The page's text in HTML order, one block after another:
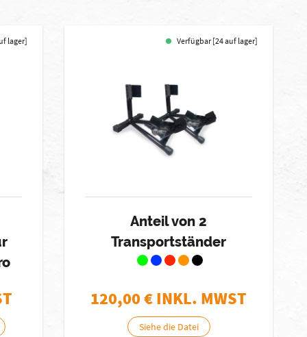
lager] Verfügbar [24 auf lager]
Anteil von 2
Transportständer
120,00€ INKL. MWST
Siehe die Datei